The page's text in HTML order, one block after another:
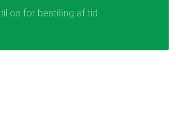
til os for bestilling af tid.